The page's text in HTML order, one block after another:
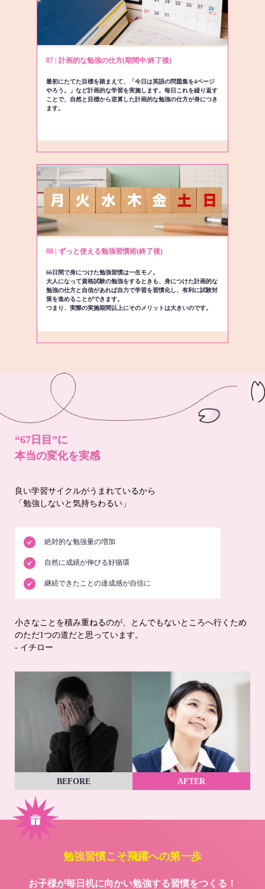
07 | 計画的な勉強の仕方(期間中/終了後)
最初にたてた目標を踏まえて、「今日は英語の問題集を4ページ
やろう。」など計画的な学習を実施します。毎日これを繰り返す
ことで、自然と目標から逆算した計画的な勉強の仕方が身につき
ます。
08 | ずっと使える勉強習慣術(終了後)
66日間で身につけた勉強習慣は一生モノ。
大人になって資格試験の勉強をするときも、身につけた計画的な
勉強の仕方と自信があれば自力で学習を習慣化し、有利に試験対
策を進めることができます。
つまり、実際の実施期間以上にそのメリットは大きいのです。
“67日目”に
本当の変化を実感
良い学習サイクルがうまれているから
「勉強しないと気持ちわるい」
絶対的な勉強量の増加
自然に成績が伸びる好循環
継続できたことの達成感が自信に
小さなことを積み重ねるのが、とんでもないところへ行くため
のただ1つの道だと思っています。
- イチロー
BEFORE AFTER
勉強習慣こそ飛躍への第一歩
お子様が毎日机に向かい勉強する習慣をつくる！